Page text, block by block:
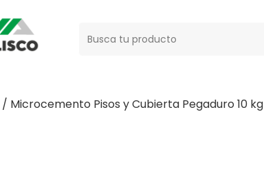
/ Microcemento Pisos y Cubierta Pegaduro 10 kg